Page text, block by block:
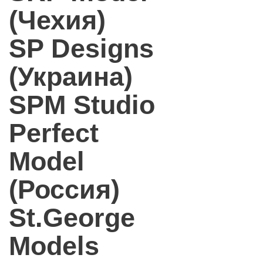
(Чехия)
SP Designs
(Украина)
SPM Studio
Perfect
Model
(Россия)
St.George
Models